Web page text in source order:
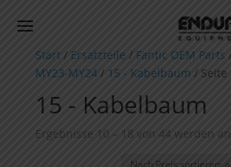
Start/ Ersatzteile / Fantic OEM Parts
MY23-MY24/ 15 - Kabelbaum / Seite
15 - Kabelbaum
Ergebnisse 10 – 18 von 44 werden